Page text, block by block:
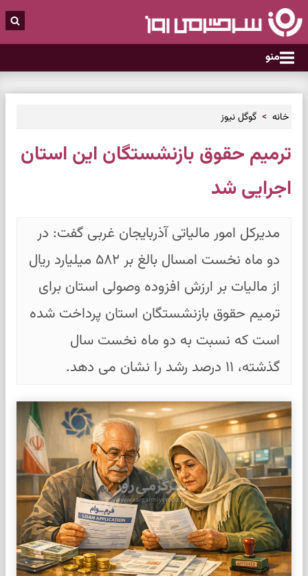
منو
خانه گوگل نیوز
ترمیم حقوق بازنشستگان این استان
اجرایی شد
مدیرکل امور مالیاتی آذربایجان غربی گفت: در
دو ماه نخست امسال بالغ بر ۵۸۲ میلیارد ریال
از مالیات بر ارزش افزوده وصولی استان برای
ترمیم حقوق بازنشستگان استان پرداخت شده
است که نسبت به دو ماه نخست سال
گذشته، ۱۱ درصد رشد را نشان می دهد.